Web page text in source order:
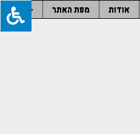
אודות מפת האתר –